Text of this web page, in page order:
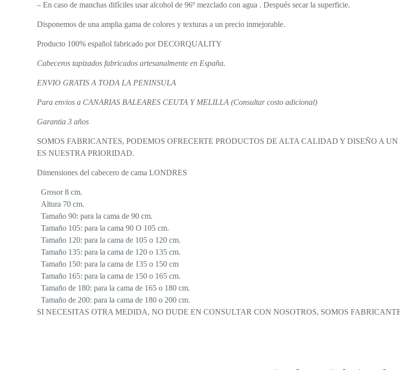
– En caso de manchas difíciles usar alcohol de 96º mezclado con agua . Después secar la superficie.
Disponemos de una amplia gama de colores y texturas a un precio inmejorable.
Producto 100% español fabricado por DECORQUALITY
Cabeceros tapizados fabricados artesanalmente en España.
ENVIO GRATIS A TODA LA PENINSULA
Para envios a CANARIAS BALEARES CEUTA Y MELILLA (Consultar costo adicional)
Garantia 3 años
SOMOS FABRICANTES, PODEMOS OFRECERTE PRODUCTOS DE ALTA CALIDAD Y DISEÑO A
ES NUESTRA PRIORIDAD.
Dimensiones del cabecero de cama LONDRES
Grosor 8 cm.
Altura 70 cm.
Tamaño 90: para la cama de 90 cm.
Tamaño 105: para la cama 90 O 105 cm.
Tamaño 120: para la cama de 105 o 120 cm.
Tamaño 135: para la cama de 120 o 135 cm.
Tamaño 150: para la cama de 135 o 150 cm
Tamaño 165: para la cama de 150 o 165 cm.
Tamaño de 180: para la cama de 165 o 180 cm.
Tamaño de 200: para la cama de 180 o 200 cm.
SI NECESITAS OTRA MEDIDA, NO DUDE EN CONSULTAR CON NOSOTROS, SOMOS